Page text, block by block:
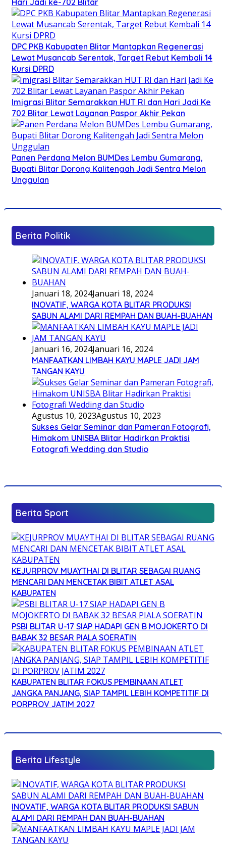
DPC PKB Kabupaten Blitar Mantapkan Regenerasi
Lewat Musancab Serentak, Target Rebut Kembali 14
Kursi DPRD
Imigrasi Blitar Semarakkan HUT RI dan Hari Jadi Ke
702 Blitar Lewat Layanan Paspor Akhir Pekan
Panen Perdana Melon BUMDes Lembu Gumarang,
Bupati Blitar Dorong Kalitengah Jadi Sentra Melon
Unggulan
Berita Politik
Januari 18, 2024Januari 18, 2024
INOVATIF, WARGA KOTA BLITAR PRODUKSI
SABUN ALAMI DARI REMPAH DAN BUAH-BUAHAN
Januari 16, 2024Januari 16, 2024
MANFAATKAN LIMBAH KAYU MAPLE JADI JAM
TANGAN KAYU
Agustus 10, 2023Agustus 10, 2023
Sukses Gelar Seminar dan Pameran Fotografi,
Himakom UNISBA Blitar Hadirkan Praktisi
Fotografi Wedding dan Studio
Berita Sport
KEJURPROV MUAYTHAI DI BLITAR SEBAGAI RUANG
MENCARI DAN MENCETAK BIBIT ATLET ASAL
KABUPATEN
PSBI BLITAR U-17 SIAP HADAPI GEN B MOJOKERTO DI
BABAK 32 BESAR PIALA SOERATIN
KABUPATEN BLITAR FOKUS PEMBINAAN ATLET
JANGKA PANJANG, SIAP TAMPIL LEBIH KOMPETITIF DI
PORPROV JATIM 2027
Berita Lifestyle
INOVATIF, WARGA KOTA BLITAR PRODUKSI SABUN
ALAMI DARI REMPAH DAN BUAH-BUAHAN